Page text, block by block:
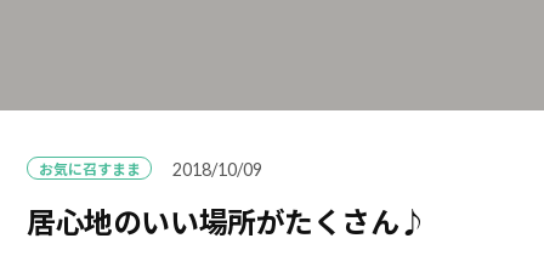
お気に召すまま 2018/10/09
居心地のいい場所がたくさん♪